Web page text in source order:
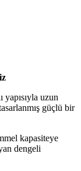
uzun
güçlü bir
kapasiteye
dengeli